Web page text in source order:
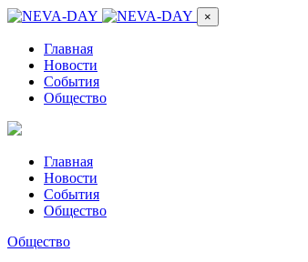
×
Главная
Новости
События
Общество
Главная
Новости
События
Общество
Общество